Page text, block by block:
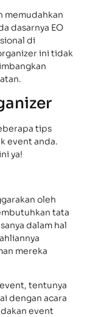
memudahkan
dasarnya EO
di
ini tidak
tips
event anda.
ya!
oleh
tata
dalam hal
mereka
tentunya
dengan acara
event